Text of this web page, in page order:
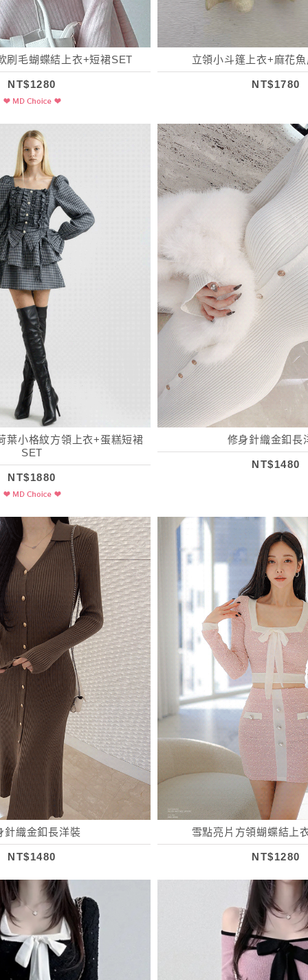
刷毛蝴蝶結上衣+短裙SET
NT$1280
立領小斗篷上衣+麻花
NT$1780
葉小格紋方領上衣+蛋糕短裙
SET
NT$1880
修身針織金釦長
NT$1480
針織金釦長洋裝
NT$1480
雪點亮片方領蝴蝶結上
NT$1280